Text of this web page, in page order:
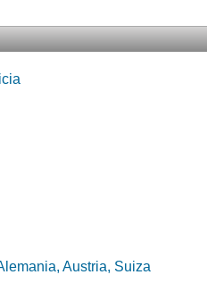
Austria, Suiza